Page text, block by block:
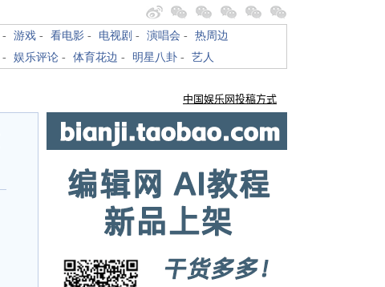
- 游戏 - 看电影 - 电视剧 - 演唱会 - 热周边
- 娱乐评论 - 体育花边 - 明星八卦 - 艺人